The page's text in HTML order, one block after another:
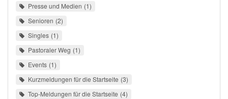
Presse und Medien 1
Senioren 2
Singles 1
Pastoraler Weg 1
Events 1
Kurzmeldungen für die Startseite 3
Top-Meldungen für die Startseite 4